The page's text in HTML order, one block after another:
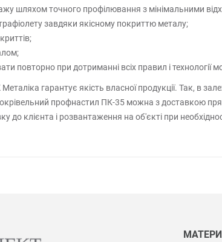
шляхом точного профілювання з мінімальними
завдяки якісному покриттю металу;
повторно при дотриманні всіх правил і технології
гарантує якість власної продукції. Так, в
профнастил ПК-35 можна з доставкою
до клієнта і розвантаження на об'єкті при